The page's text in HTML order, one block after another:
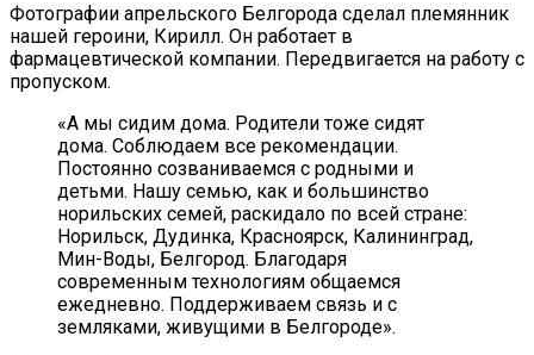
Фотографии апрельского Белгорода сделал племянник
нашей героини, Кирилл. Он работает в
фармацевтической компании. Передвигается на работу с
пропуском.
«А мы сидим дома. Родители тоже сидят
дома. Соблюдаем все рекомендации.
Постоянно созваниваемся с родными и
детьми. Нашу семью, как и большинство
норильских семей, раскидало по всей стране:
Норильск, Дудинка, Красноярск, Калининград,
Мин-Воды, Белгород. Благодаря
современным технологиям общаемся
ежедневно. Поддерживаем связь и с
земляками, живущими в Белгороде».